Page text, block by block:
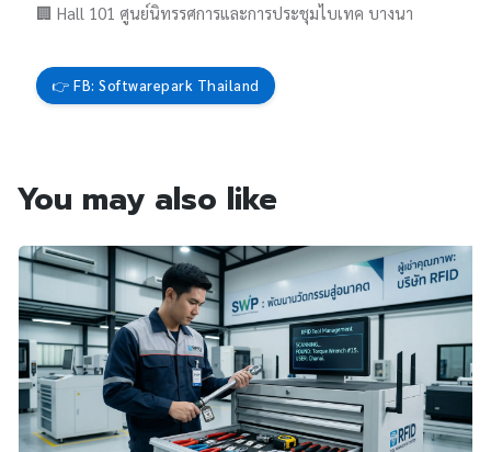
🏢 Hall 101 ศูนย์นิทรรศการและการประชุมไบเทค บางนา
👉 FB: Softwarepark Thailand
You may also like